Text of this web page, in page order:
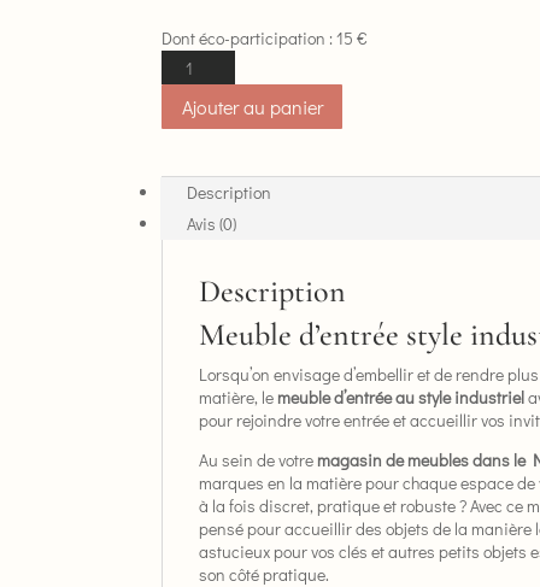
Dont éco-participation :15€
quantité
de
Meuble
industriel
portes
Epure
Ajouter au panier
Description
Avis (0)
Description
Meuble d’entrée style
Lorsqu’on envisage d’embellir et de rendre
matière, le meuble d’entrée au style industriel
pour rejoindre votre entrée et accueillir vos
Au sein de votre magasin de meubles dans le
marques en la matière pour chaque espace de
à la fois discret, pratique et robuste ? Avec ce
pensé pour accueillir des objets de la
astucieux pour vos clés et autres petits objets
son côté pratique.